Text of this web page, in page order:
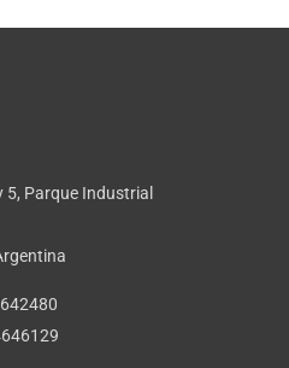
5, Parque Industrial